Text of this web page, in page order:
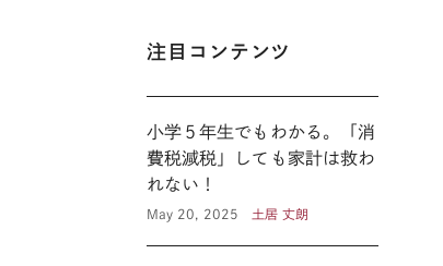
注目コンテンツ
小学５年生でもわかる。「消
費税減税」しても家計は救わ
れない！
May 20, 2025 土居 丈朗